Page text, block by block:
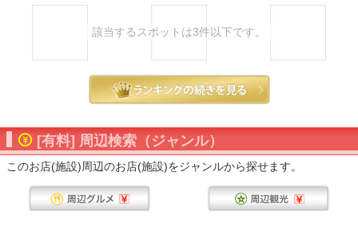
該当するスポットは3件以下です。
[有料] 周辺検索（ジャンル）
このお店(施設)周辺のお店(施設)をジャンルから探せます。